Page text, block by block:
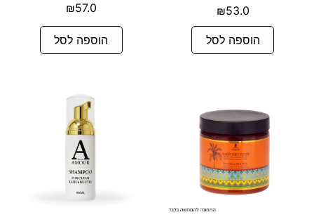
₪53.0
הוספה לסל
₪57.0
הוספה לסל